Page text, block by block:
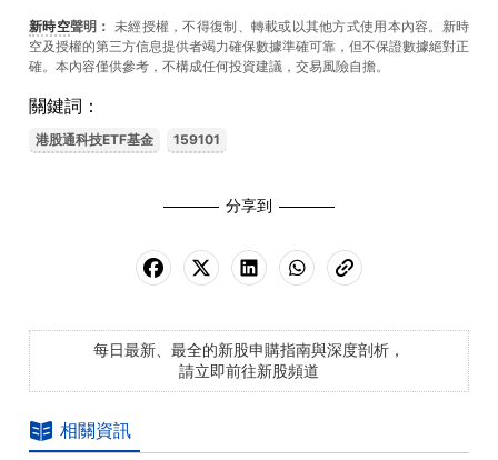
新時空聲明： 未經授權，不得復制、轉載或以其他方式使用本內容。新時
空及授權的第三方信息提供者竭力確保數據準確可靠，但不保證數據絕對正
確。本內容僅供參考，不構成任何投資建議，交易風險自擔。
關鍵詞：
港股通科技ETF基金 159101
分享到
每日最新、最全的新股申購指南與深度剖析，
請立即前往新股頻道
相關資訊